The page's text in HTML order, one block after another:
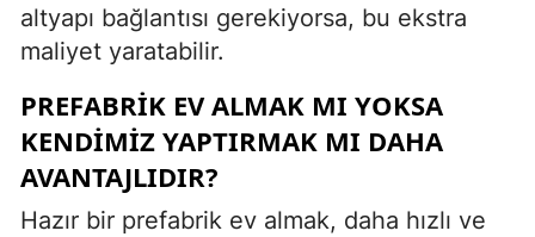
altyapı bağlantısı gerekiyorsa, bu ekstra
maliyet yaratabilir.
PREFABRIK EV ALMAK MI YOKSA
KENDIMIZ YAPTIRMAK MI DAHA
AVANTAJLIDIR?
Hazır bir prefabrik ev almak, daha hızlı ve